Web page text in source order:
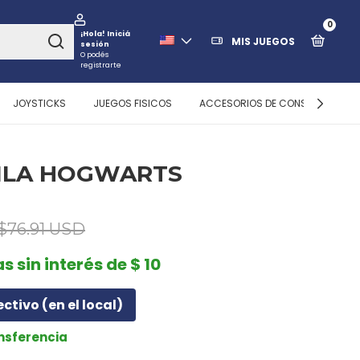
¡Hola! Iniciá
sesión
O podés
registrarte
MIS JUEGOS
0
JOYSTICKS JUEGOS FISICOS ACCESORIOS DE CONSOLAS
HOGWARTS
USD
sin interés de $ 10
(en el local)